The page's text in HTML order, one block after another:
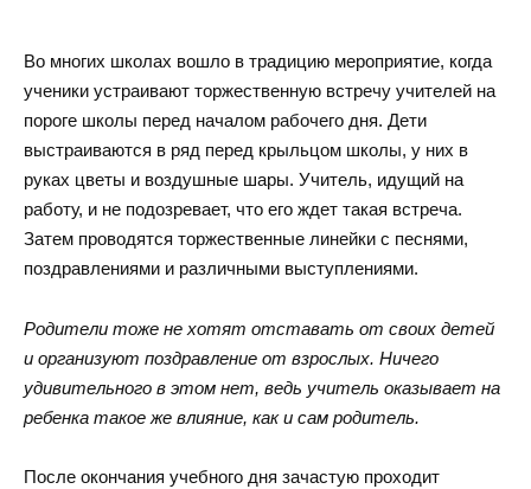
Во многих школах вошло в традицию мероприятие, когда
ученики устраивают торжественную встречу учителей на
пороге школы перед началом рабочего дня. Дети
выстраиваются в ряд перед крыльцом школы, у них в
руках цветы и воздушные шары. Учитель, идущий на
работу, и не подозревает, что его ждет такая встреча.
Затем проводятся торжественные линейки с песнями,
поздравлениями и различными выступлениями.
Родители тоже не хотят отставать от своих детей
и организуют поздравление от взрослых. Ничего
удивительного в этом нет, ведь учитель оказывает на
ребенка такое же влияние, как и сам родитель.
После окончания учебного дня зачастую проходит